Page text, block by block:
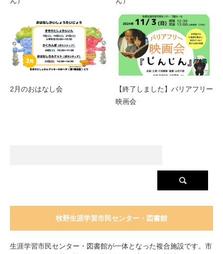
2月のおはなし会
【終了しました】バリアフリー
映画会
牧野生涯学習市民センター・図書館
生涯学習市民センター・図書館が一体となった複合施設です。市